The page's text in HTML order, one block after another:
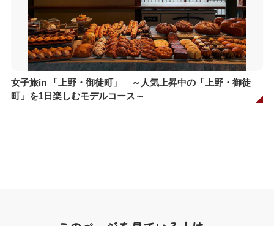
女子旅in 「上野・御徒町」 ～人気上昇中の「上野・御徒
町」を1日楽しむモデルコース～